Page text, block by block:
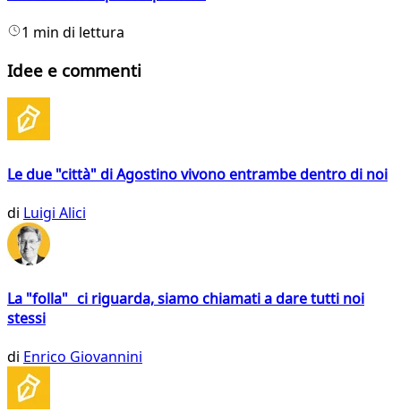
1 min di lettura
Idee e commenti
Le due "città" di Agostino vivono entrambe dentro di noi
di Luigi Alici
La "folla" ci riguarda, siamo chiamati a dare tutti noi
stessi
di Enrico Giovannini